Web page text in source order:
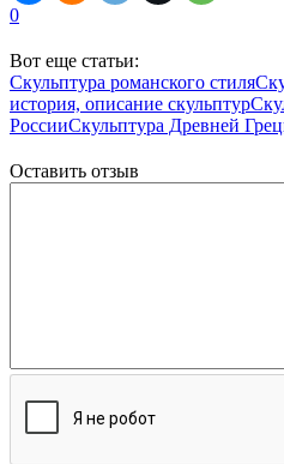
0
Вот еще статьи:
Скульптура романского стиля
история, описание скульптур
РоссииСкульптура Древней
Оставить отзыв